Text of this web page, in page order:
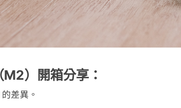
）開箱分享：
差異。